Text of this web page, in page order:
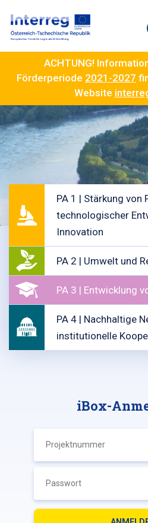
ACHTUNG!
Förderperiode 2021-2027
Website
PA 1 | Stärkung von
technologischer
Innovation
PA 2 | Umwelt und
PA 3 | Entwicklung
PA 4 | Nachhaltige
institutionelle
iBox-